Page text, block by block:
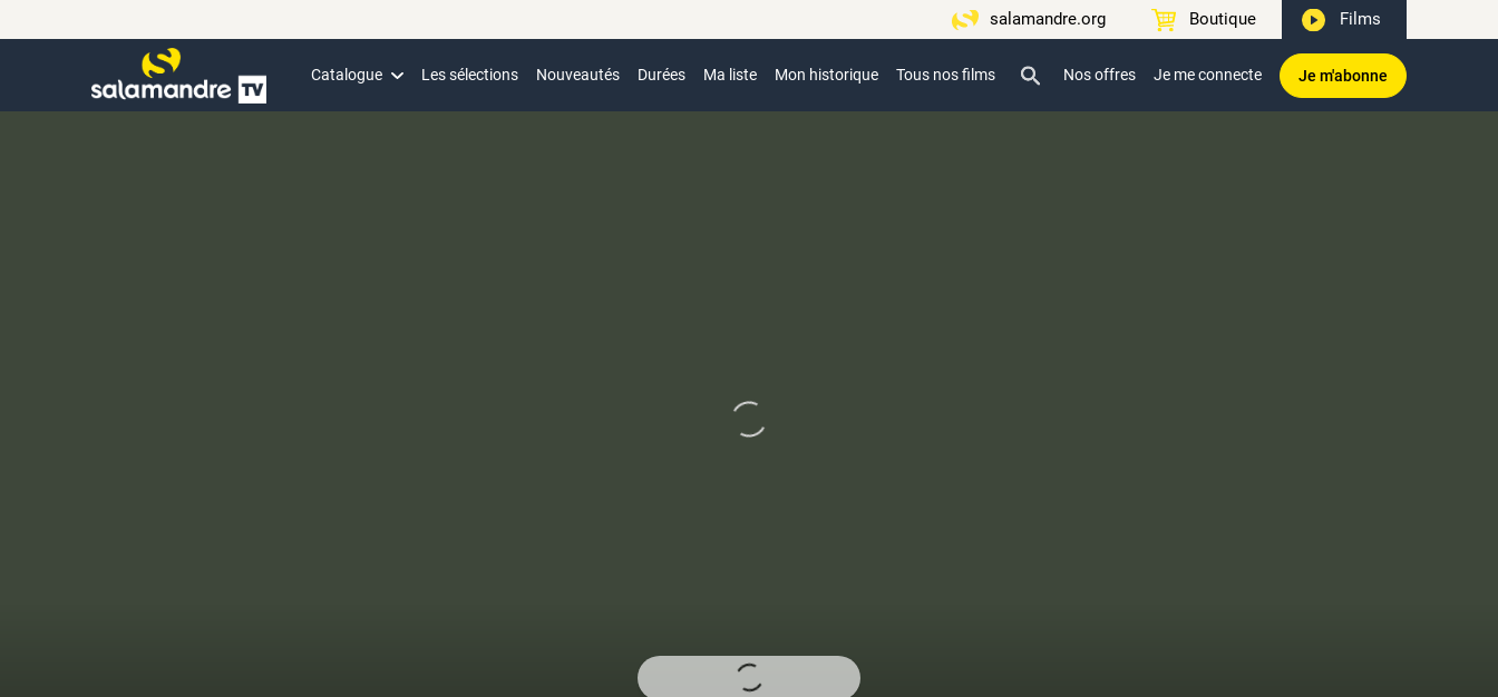
salamandre.org Boutique Films
Catalogue Les sélections Nouveautés Durées Ma liste Mon historique Tous nos films Nos offres Je me connecte Je m'abonne